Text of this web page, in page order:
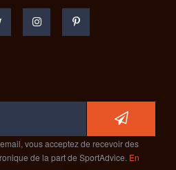
vous acceptez de recevoir des
de la part de SportAdvice. En